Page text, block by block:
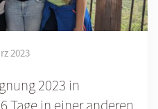
2023
2023 in